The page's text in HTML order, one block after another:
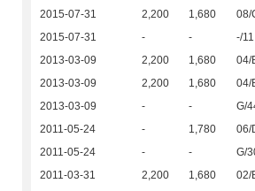
2015-07-31 2,200 1,680 08/
2015-07-31 - - -/11
2013-03-09 2,200 1,680 04/
2013-03-09 2,200 1,680 04/
2013-03-09 - - G/
2011-05-24 - 1,780 06/
2011-05-24 - - G/
2011-03-31 2,200 1,680 02/